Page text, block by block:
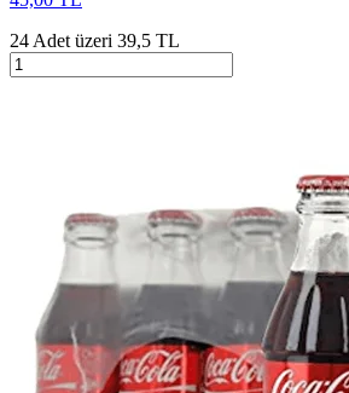
24 Adet üzeri 39,5 TL